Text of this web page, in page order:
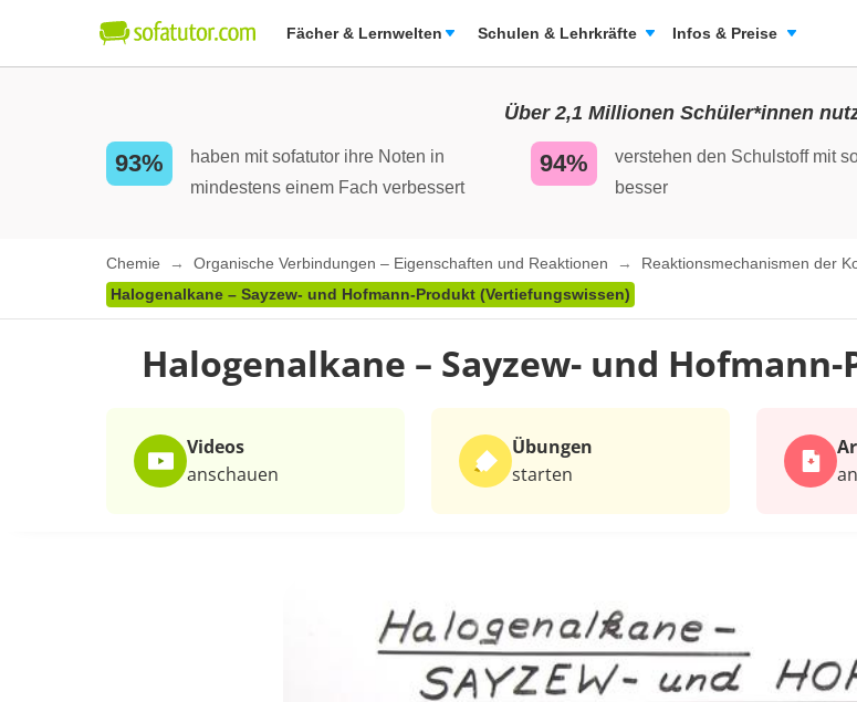
Fächer & Lernwelten Schulen & Lehrkräfte Infos & Preise
Über 2,1 Millionen Schüler*innen
93%
haben mit sofatutor ihre Noten in
mindestens einem Fach verbessert
94%
verstehen den Schulstoff mit
besser
Chemie Organische Verbindungen – Eigenschaften und Reaktionen
Reaktionsmechanismen der
Halogenalkane – Sayzew- und Hofmann-Produkt (Vertiefungswissen)
Halogenalkane – Sayzew- und
Videos
anschauen
Übungen
starten